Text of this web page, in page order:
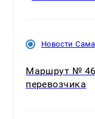
Новости
Маршрут № 46
перевозчика